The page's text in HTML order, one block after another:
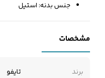
جنس بدنه: استیل
مشخصات
برند تایفو